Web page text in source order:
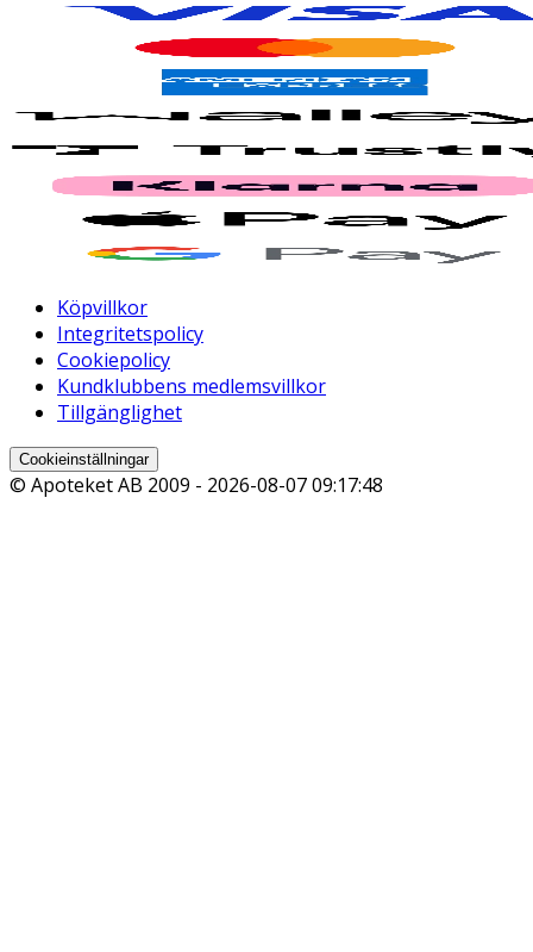
Köpvillkor
Integritetspolicy
Cookiepolicy
Kundklubbens medlemsvillkor
Tillgänglighet
Cookieinställningar
© Apoteket AB 2009 - 2026-08-07 09:17:48